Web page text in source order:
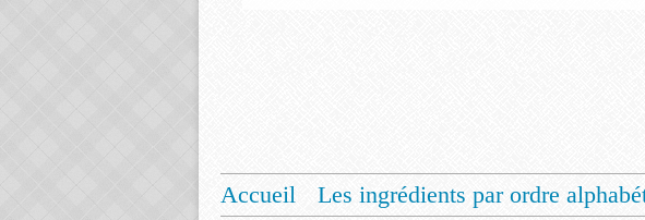
Accueil Les ingrédients par ordre